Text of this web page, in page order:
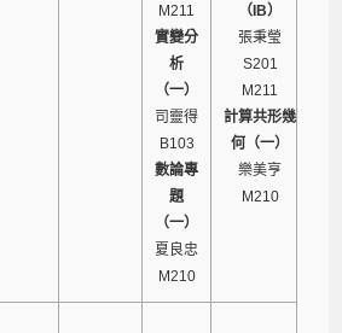
M211
實變分
析
（一）
司靈得
B103
數論專
題
（一）
夏良忠
M210
（IB）
張秉瑩
S201
M211
計算共形幾
何（一）
樂美亨
M210